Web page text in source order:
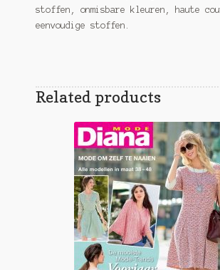
stoffen, onmisbare kleuren, haute
eenvoudige stoffen.
Related products